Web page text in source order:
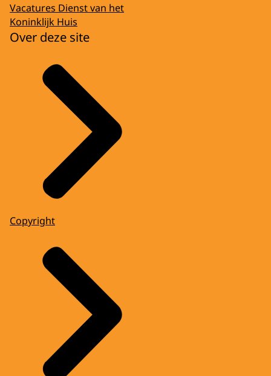
Vacatures Dienst van het
Koninklijk Huis
Over deze site
Copyright